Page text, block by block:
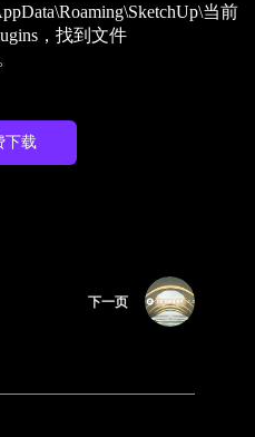
当前
，找到文件
下载
下一页